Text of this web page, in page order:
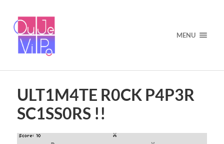
MENU
ULT1M4TE R0CK P4P3R
SC1SS0RS !!